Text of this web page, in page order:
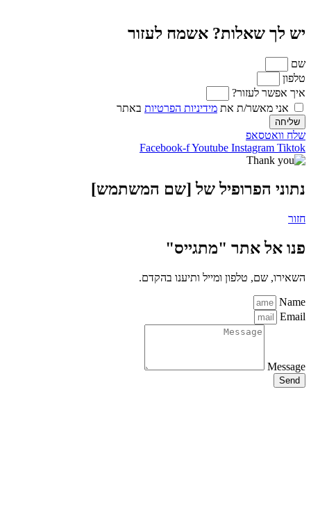
אשמח לעזור
ת אתמידיניות הפרטיותבאתר
Facebook-fYoutube
של [שם המשתמש]
אתר "מתגייס"
טלפון ומייל ותיענו בהקדם.